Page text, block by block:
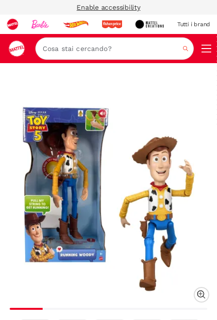
Enable accessibility
Tutti i brand
Cerca